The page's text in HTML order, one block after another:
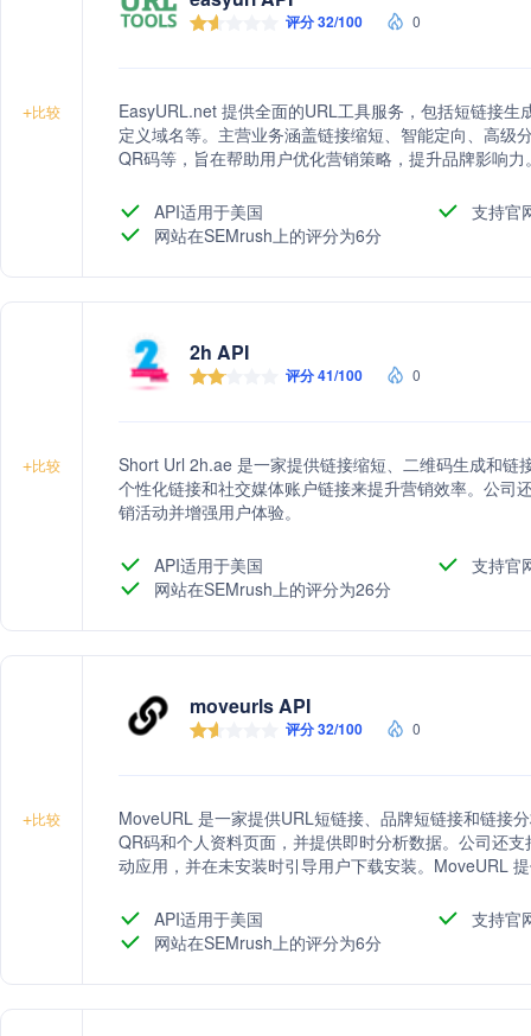
+比较
评分 32/100 0
EasyURL.net 提供全面的URL工具服务，包括短链接
定义域名等。主营业务涵盖链接缩短、智能定向、高级
QR码等，旨在帮助用户优化营销策略，提升品牌影响力
API适用于美国
支持官
网站在SEMrush上的评分为6分
+比较
2h API
评分 41/100 0
Short Url 2h.ae 是一家提供链接缩短、二维码生成和链
个性化链接和社交媒体账户链接来提升营销效率。公司
销活动并增强用户体验。
API适用于美国
支持官
网站在SEMrush上的评分为26分
+比较
moveurls API
评分 32/100 0
MoveURL 是一家提供URL短链接、品牌短链接和链接
QR码和个人资料页面，并提供即时分析数据。公司还
动应用，并在未安装时引导用户下载安装。MoveURL
API适用于美国
支持官
网站在SEMrush上的评分为6分